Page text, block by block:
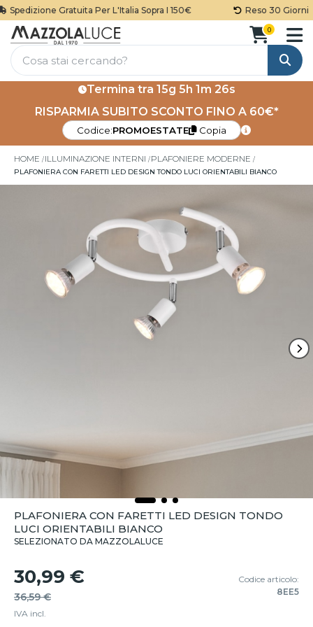
Gratuita Per L'Italia Sopra I 150€ Reso 30 Giorni
Cerca
0
Termina tra 15g 5h 1m 26s
RISPARMIA SUBITO SCONTO FINO A 60€*
Codice:PROMOESTATE Copia
HOME ILLUMINAZIONE INTERNI PLAFONIERE MODERNE
PLAFONIERA CON FARETTI LED DESIGN TONDO LUCI ORIENTABILI BIANCO
PLAFONIERA CON FARETTI LED DESIGN TONDO
LUCI ORIENTABILI BIANCO
SELEZIONATO DA MAZZOLALUCE
30,99 €
36,59 €
IVA incl.
Codice articolo:
8EE5